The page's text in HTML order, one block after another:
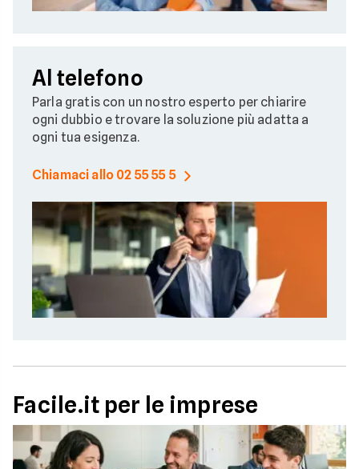
Al telefono
Parla gratis con un nostro esperto per chiarire
ogni dubbio e trovare la soluzione più adatta a
ogni tua esigenza.
Chiamaci allo 02 55 55 5
Facile.it per le imprese